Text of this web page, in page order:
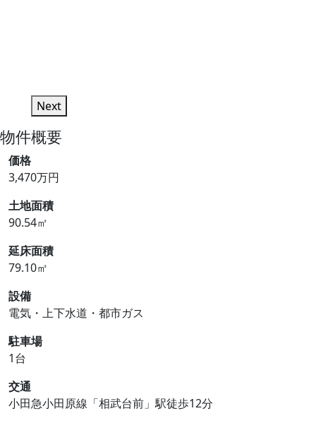
Next
物件概要
価格
3,470万円
土地面積
90.54㎡
延床面積
79.10㎡
設備
電気・上下水道・都市ガス
駐車場
1台
交通
小田急小田原線「相武台前」駅徒歩12分